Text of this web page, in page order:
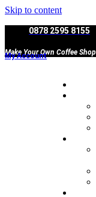
Skip to content
0878 2595 8155
Make Your Own Coffee Shop
My Account